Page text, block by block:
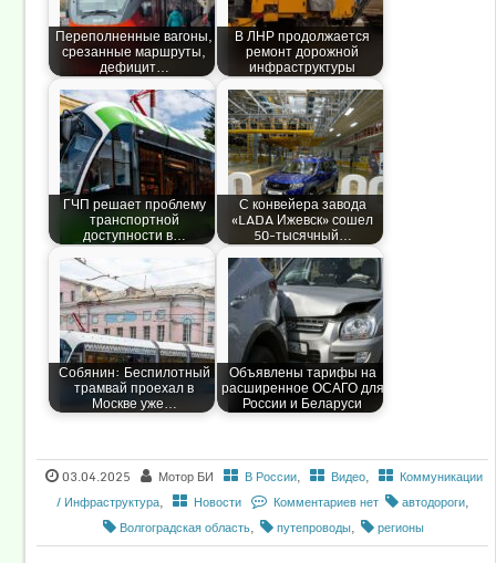
Переполненные вагоны,
срезанные маршруты,
дефицит…
В ЛНР продолжается
ремонт дорожной
инфраструктуры
ГЧП решает проблему
транспортной
доступности в…
С конвейера завода
«LADA Ижевск» сошел
50-тысячный…
Собянин: Беспилотный
трамвай проехал в
Москве уже…
Объявлены тарифы на
расширенное ОСАГО для
России и Беларуси
03.04.2025 Мотор БИ В России, Видео,
Коммуникации
/ Инфраструктура, Новости Комментариев нет автодороги,
Волгоградская область, путепроводы, регионы